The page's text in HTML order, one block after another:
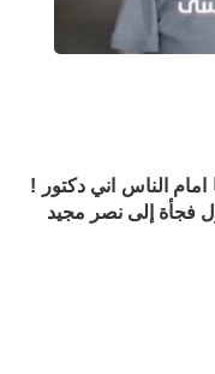
امام الناس اني دكتور !
فجأة إلى نصر مجيد